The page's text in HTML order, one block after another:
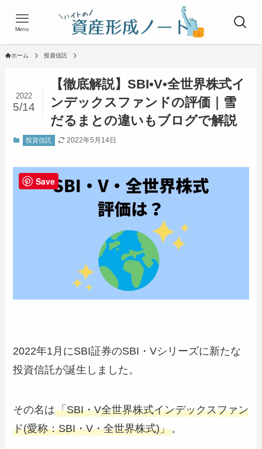
Menu
ホーム 投資信託
【徹底解説】SBI•V•全世界株式イ
ンデックスファンドの評価｜雪
だるまとの違いもブログで解説
2022
5/14
投資信託 2022年5月14日
2022年1月にSBI証券のSBI・Vシリーズに新たな
投資信託が誕生しました。
その名は「SBI・V全世界株式インデックスファン
ド(愛称：SBI・V・全世界株式)」。
Save